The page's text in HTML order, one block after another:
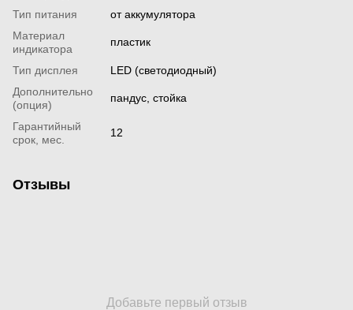
Тип питания
от аккумулятора
Материал
индикатора
пластик
Тип дисплея
LED (светодиодный)
Дополнительно
(опция)
пандус, стойка
Гарантийный
срок, мес.
12
Отзывы
Добавьте первый отзыв